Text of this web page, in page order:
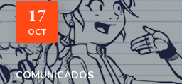
17
OCT
COMUNICADOS